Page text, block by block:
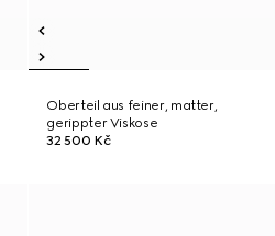
Oberteil aus feiner, matter,
gerippter Viskose
32 500 Kč